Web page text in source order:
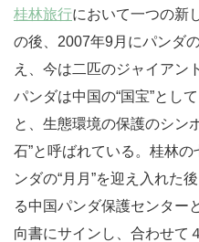
桂林旅行において一つの新
の後、2007年9月にパンダ
え、今は二匹のジャイアン
パンダは中国の“国宝”とし
と、生態環境の保護のシン
石”と呼ばれている。桂林
ンダの“月月”を迎え入れた
る中国パンダ保護センター
向書にサインし、合わせて